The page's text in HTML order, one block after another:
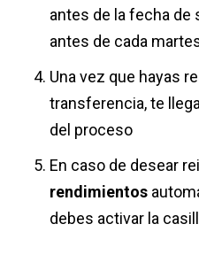
antes de la fecha de
antes de cada
Una vez que hayas
transferencia, te
del proceso
En caso de desear
rendimientos
debes activar la